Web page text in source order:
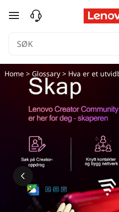
H
e
gå til hovedinnhold
Home> Glossary> Hva er et